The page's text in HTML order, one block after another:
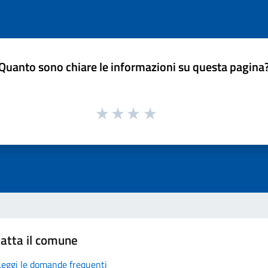
sono chiare le informazioni su questa
il comune
le domande frequenti